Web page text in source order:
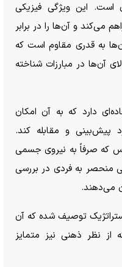
این ویژگی فیزیکی
می‌کند و آن‌ها را در برابر
به قدری مقاوم است که
آن‌ها در مبارزات شناخته
دارد که به آن امکان
و مقابله کند.
که صرفاً به نیروی جسمی
منحصر به فردی در بررسی
می‌دهند.
توصیف شده که آن
از نظر ذهنی نیز متمایز